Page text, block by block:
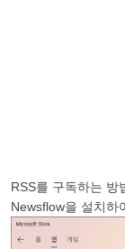
RSS를 구독하는 방
Newsflow을 설치하